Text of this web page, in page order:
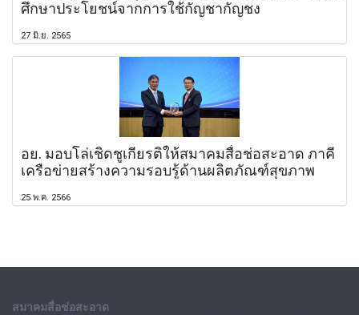
ศึกษาประโยชน์จากการใช้กัญชากัญชง
27 มิ.ย. 2565
อย. มอบโล่เชิดชูเกียรติให้สมาคมสื่อช่อสะอาด ภาคี
เครือข่ายสร้างความรอบรู้ด้านผลิตภัณฑ์สุขภาพ
25 พ.ค. 2566
สมาคมสื่อช่อสะอาด